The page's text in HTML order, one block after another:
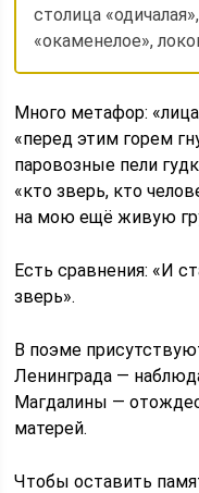
столица
«окаменелое»,
Много метафор:
«перед этим горем
паровозные пели
«кто зверь, кто
на мою ещё живую
Есть сравнения: «И
зверь».
В поэме
Ленинграда —
Магдалины —
матерей.
Чтобы оставить